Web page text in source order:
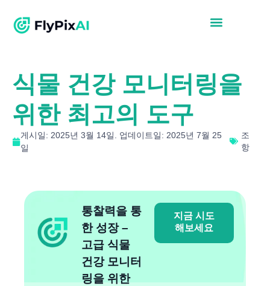
식물 건강 모니터링을
위한 최고의 도구
게시일: 2025년 3월 14일. 업데이트일: 2025년 7월 25
일
조
항
통찰력을 통
한 성장 –
고급 식물
건강 모니터
링을 위한
지금 시도
해보세요